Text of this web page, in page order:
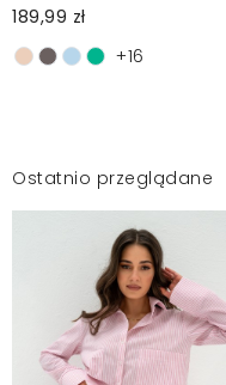
189,99 zł
+16
Ostatnio przeglądane